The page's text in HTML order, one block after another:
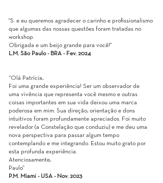
"S. e eu queremos agradecer o carinho e profissionalismo
que algumas das nossas questões foram tratadas no
workshop.
Obrigada e um beijo grande para você!"
L.M. São Paulo - BRA - Fev. 2024
“Olá Patrícia,
Foi uma grande experiência! Ser um observador de
uma vivência que representa você mesmo e outras
coisas importantes em sua vida deixou uma marca
poderosa em mim. Sua direção, orientação e dons
intuitivos foram profundamente apreciados. Foi muito
revelador (a Constelação que conduziu) e me deu uma
nova perspectiva para passar algum tempo
contemplando e me integrando. Estou muito grato por
esta profunda experiência.
Atenciosamente,
Paulo”
P.M. Miami - USA - Nov. 2023